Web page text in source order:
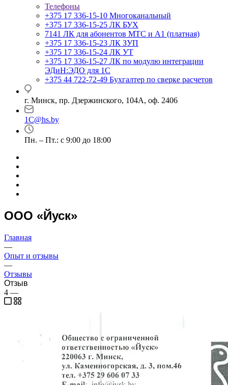
Телефоны
+375 17 336-15-10 Многоканальный
+375 17 336-15-25 ЛК БУХ
7141 ЛК для абонентов МТС и А1 (платная)
+375 17 336-15-23 ЛК ЗУП
+375 17 336-15-24 ЛК УТ
+375 17 336-15-27 ЛК по модулю интеграции
ЭДиН:ЭДО для 1С
+375 44 722-72-49 Бухгалтер по сверке расчетов
г. Минск, пр. Дзержинского, 104А, оф. 2406
1C@hs.by
Пн. – Пт.: с 9:00 до 18:00
ООО «Йуск»
Главная
—
Опыт и отзывы
—
Отзывы
Отзыв
4 —